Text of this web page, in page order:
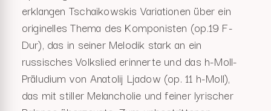
erklangen Tschaikowskis Variationen über ein
originelles Thema des Komponisten (op.19 F-
Dur), das in seiner Melodik stark an ein
russisches Volkslied erinnerte und das h-Moll-
Präludium von Anatolij Ljadow (op. 11 h-Moll),
das mit stiller Melancholie und feiner lyrischer